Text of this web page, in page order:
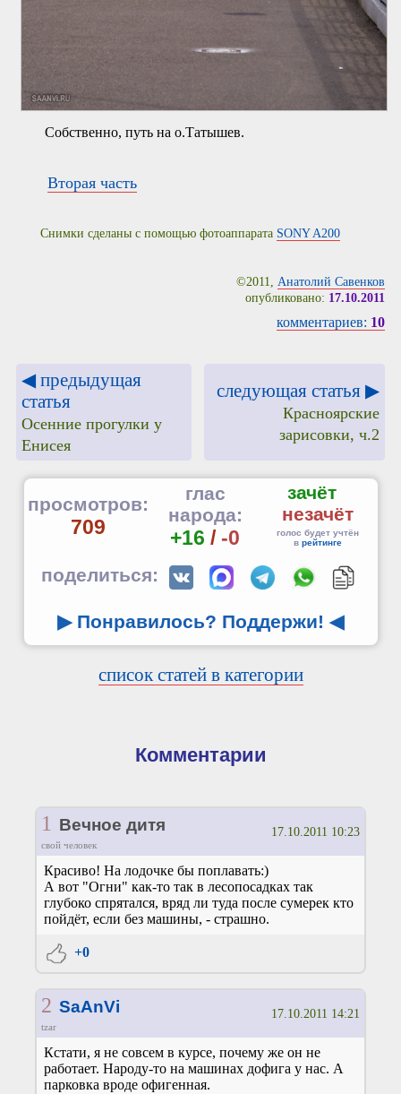
Собственно, путь на о.Татышев.
Вторая часть
Снимки сделаны с помощью фотоаппарата SONY A200
©2011, Анатолий Савенков
опубликовано: 17.10.2011
комментариев: 10
◀ предыдущая
статья
Осенние прогулки у
Енисея
следующая статья ▶
Красноярские
зарисовки, ч.2
просмотров:
709
глас
народа:
+16 / -0
зачёт
незачёт
голос будет учтён
в рейтинге
поделиться:
▶ Понравилось? Поддержи! ◀
список статей в категории
Комментарии
1 Вечное дитя
свой человек
17.10.2011 10:23
Красиво! На лодочке бы поплавать:)
А вот "Огни" как-то так в лесопосадках так
глубоко спрятался, вряд ли туда после сумерек кто
пойдёт, если без машины, - страшно.
+0
2 SaAnVi
tzar
17.10.2011 14:21
Кстати, я не совсем в курсе, почему же он не
работает. Народу-то на машинах дофига у нас. А
парковка вроде офигенная.